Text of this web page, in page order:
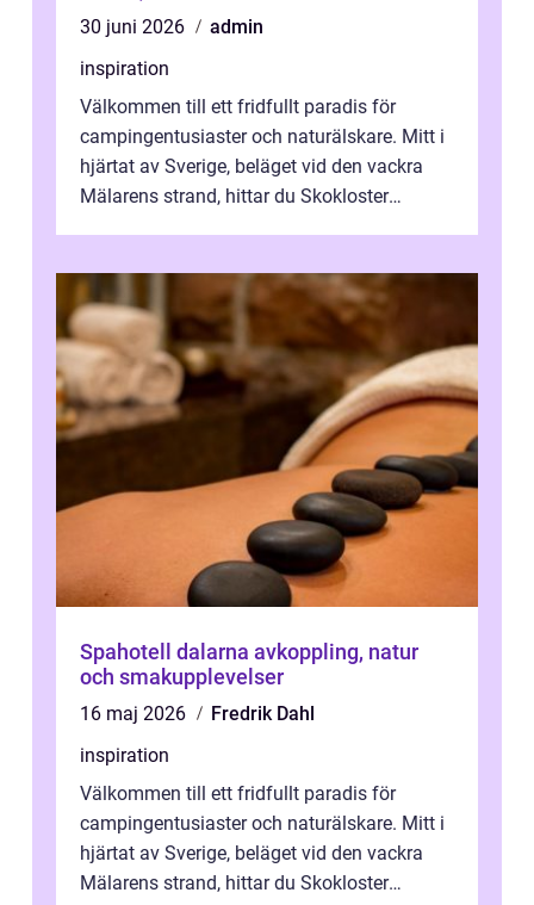
30 juni 2026
admin
inspiration
Välkommen till ett fridfullt paradis för
campingentusiaster och naturälskare. Mitt i
hjärtat av Sverige, beläget vid den vackra
Mälarens strand, hittar du Skokloster
Spahotell dalarna avkoppling, natur
och smakupplevelser
16 maj 2026
Fredrik Dahl
inspiration
Välkommen till ett fridfullt paradis för
campingentusiaster och naturälskare. Mitt i
hjärtat av Sverige, beläget vid den vackra
Mälarens strand, hittar du Skokloster